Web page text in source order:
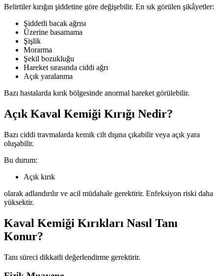
Belirtiler kırığın şiddetine göre değişebilir. En sık görülen şikâyetler:
Şiddetli bacak ağrısı
Üzerine basamama
Şişlik
Morarma
Şekil bozukluğu
Hareket sırasında ciddi ağrı
Açık yaralanma
Bazı hastalarda kırık bölgesinde anormal hareket görülebilir.
Açık Kaval Kemiği Kırığı Nedir?
Bazı ciddi travmalarda kemik cilt dışına çıkabilir veya açık yara
oluşabilir.
Bu durum:
Açık kırık
olarak adlandırılır ve acil müdahale gerektirir. Enfeksiyon riski daha
yüksektir.
Kaval Kemiği Kırıkları Nasıl Tanı
Konur?
Tanı süreci dikkatli değerlendirme gerektirir.